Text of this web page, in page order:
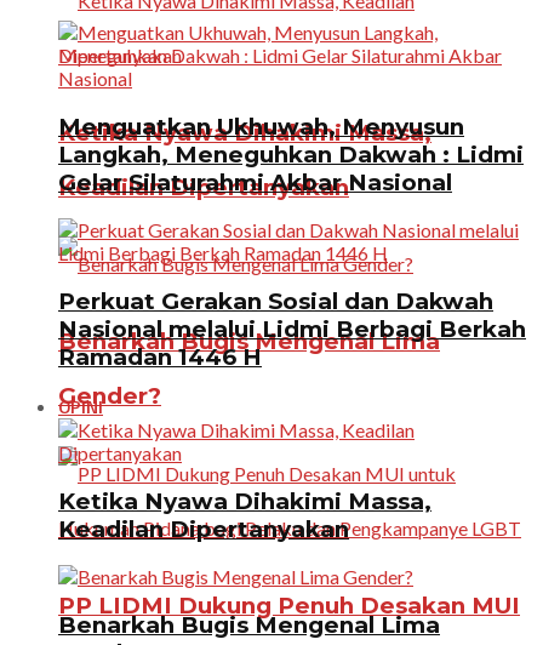
Ketika Nyawa Dihakimi Massa,
Keadilan Dipertanyakan
Benarkah Bugis Mengenal Lima
Gender?
PP LIDMI Dukung Penuh Desakan MUI
Menguatkan Ukhuwah, Menyusun
Langkah, Meneguhkan Dakwah : Lidmi
Gelar Silaturahmi Akbar Nasional
Perkuat Gerakan Sosial dan Dakwah
Nasional melalui Lidmi Berbagi Berkah
Ramadan 1446 H
OPINI
Ketika Nyawa Dihakimi Massa,
Keadilan Dipertanyakan
Benarkah Bugis Mengenal Lima